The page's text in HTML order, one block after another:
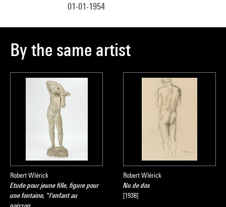
01-01-1954
By the same artist
Robert Wlérick
Etude pour jeune fille, figure pour
une fontaine, "l'enfant au
Robert Wlérick
Nu de dos
[1938]